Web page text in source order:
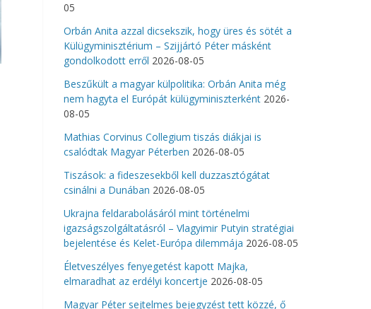
05
Orbán Anita azzal dicsekszik, hogy üres és sötét a
Külügyminisztérium – Szijjártó Péter másként
gondolkodott erről 2026-08-05
Beszűkült a magyar külpolitika: Orbán Anita még
nem hagyta el Európát külügyminiszterként 2026-
08-05
Mathias Corvinus Collegium tiszás diákjai is
csalódtak Magyar Péterben 2026-08-05
Tiszások: a fideszesekből kell duzzasztógátat
csinálni a Dunában 2026-08-05
Ukrajna feldarabolásáról mint történelmi
igazságszolgáltatásról – Vlagyimir Putyin stratégiai
bejelentése és Kelet-Európa dilemmája 2026-08-05
Életveszélyes fenyegetést kapott Majka,
elmaradhat az erdélyi koncertje 2026-08-05
Magyar Péter sejtelmes bejegyzést tett közzé, ő